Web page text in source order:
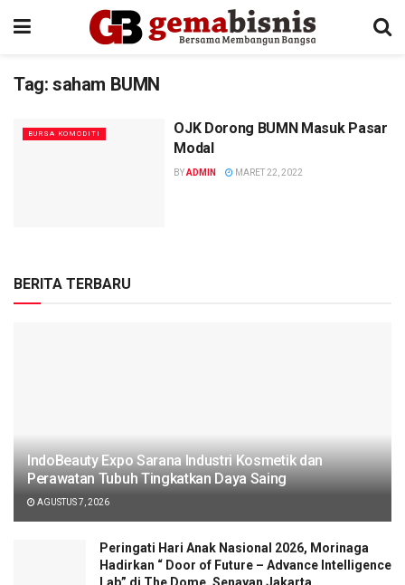
Tag: saham BUMN
BURSA KOMODITI
OJK Dorong BUMN Masuk Pasar
Modal
BYADMIN MARET 22, 2022
BERITA TERBARU
IndoBeauty Expo Sarana Industri Kosmetik dan
Perawatan Tubuh Tingkatkan Daya Saing
AGUSTUS 7, 2026
Peringati Hari Anak Nasional 2026, Morinaga
Hadirkan “ Door of Future – Advance Intelligence
Lab” di The Dome, Senayan Jakarta